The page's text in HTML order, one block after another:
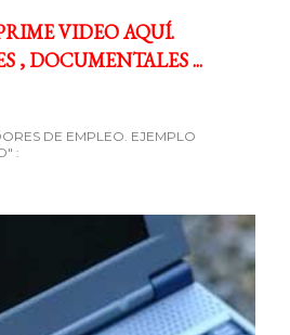
VIDEO AQUÍ.
, DOCUMENTALES ...
DE EMPLEO. EJEMPLO
: